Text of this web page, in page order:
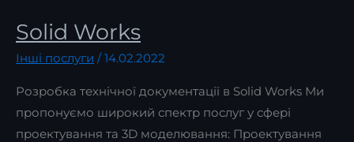
Solid Works
Інші послуги /14.02.2022
Розробка технічної документації в Solid Works Ми
пропонуємо широкий спектр послуг у сфері
проектування та 3D моделювання: Проектування
Solid